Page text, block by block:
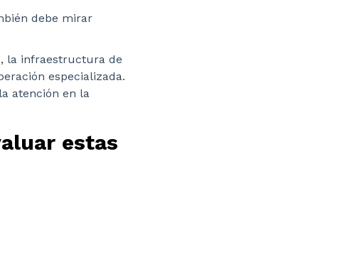
debe mirar
la infraestructura de
especializada.
atención en la
estas